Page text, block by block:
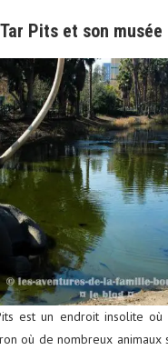
Pits et son musée
est un endroit insolite où
où de nombreux animaux